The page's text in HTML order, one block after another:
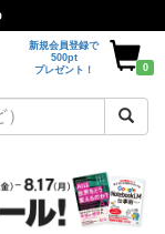
新規会員登録で
500pt
プレゼント！
0